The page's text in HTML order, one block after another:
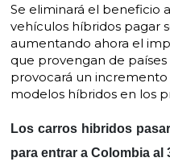
Se eliminará el beneficio
vehículos híbridos pagar
aumentando ahora el
que provengan de países
provocará un
modelos híbridos en los
Los carros hibridos
para entrar a Colombia al